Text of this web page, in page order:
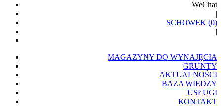
WeChat
|
SCHOWEK (0)
|
MAGAZYNY DO WYNAJĘCIA
GRUNTY
AKTUALNOŚCI
BAZA WIEDZY
USŁUGI
KONTAKT